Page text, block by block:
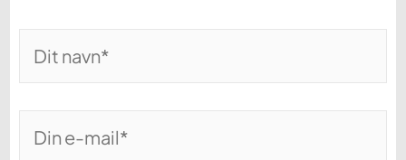
navn*
e-